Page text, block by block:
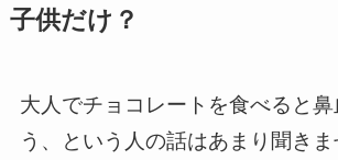
子供だけ？
大人でチョコレートを食べると鼻
う、という人の話はあまり聞きま